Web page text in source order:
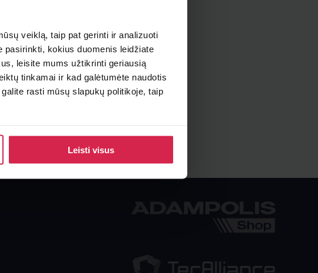
veiklą, taip pat gerinti ir analizuoti
pasirinkti, kokius duomenis leidžiate
leisite mums užtikrinti geriausią
tinkamai ir kad galėtumėte naudotis
rasti mūsų slapukų politikoje, taip
Leisti visus